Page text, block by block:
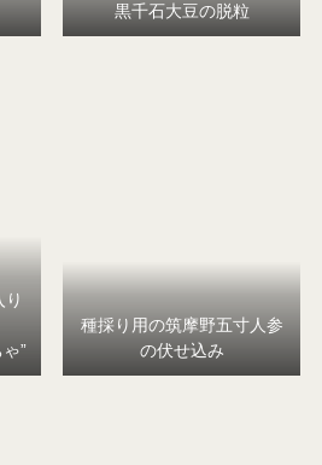
黒千石大豆の脱粒
”
種採り用の筑摩野五寸人参
の伏せ込み